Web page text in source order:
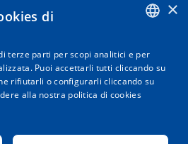
Numerose
SPANISH
ITALIAN
×
di
terze parti per scopi analitici e per
Puoi accettarli tutti cliccando su
rifiutarli o configurarli cliccando su
alla nostra politica di cookies